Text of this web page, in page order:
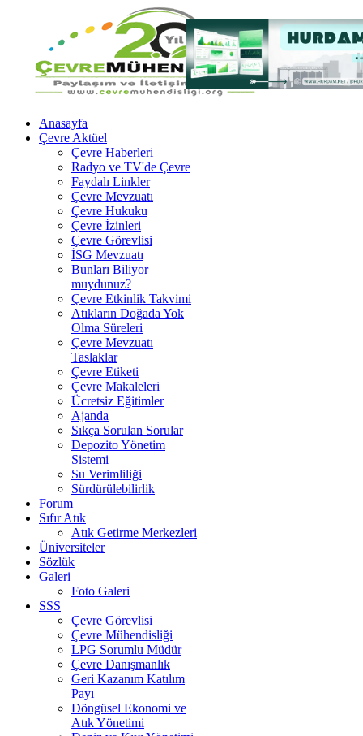
Anasayfa
Çevre Aktüel
Çevre Haberleri
Radyo ve TV'de Çevre
Faydalı Linkler
Çevre Mevzuatı
Çevre Hukuku
Çevre İzinleri
Çevre Görevlisi
İSG Mevzuatı
Bunları Biliyor
muydunuz?
Çevre Etkinlik Takvimi
Atıkların Doğada Yok
Olma Süreleri
Çevre Mevzuatı
Taslaklar
Çevre Etiketi
Çevre Makaleleri
Ücretsiz Eğitimler
Ajanda
Sıkça Sorulan Sorular
Depozito Yönetim
Sistemi
Su Verimliliği
Sürdürülebilirlik
Forum
Sıfır Atık
Atık Getirme Merkezleri
Üniversiteler
Sözlük
Galeri
Foto Galeri
SSS
Çevre Görevlisi
Çevre Mühendisliği
LPG Sorumlu Müdür
Çevre Danışmanlık
Geri Kazanım Katılım
Payı
Döngüsel Ekonomi ve
Atık Yönetimi